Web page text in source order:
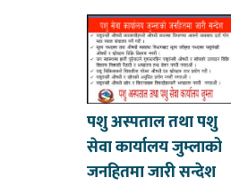
पशु अस्पताल तथा पशु
सेवा कार्यालय जुम्लाको
जनहितमा जारी सन्देश